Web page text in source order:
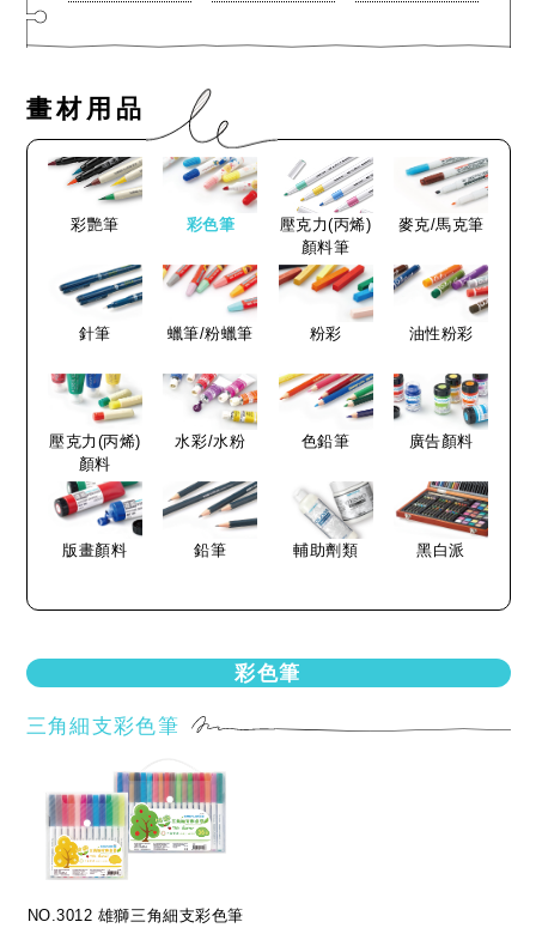
畫材用品
彩艷筆 彩色筆
壓克力(丙烯)
顏料筆
麥克/馬克筆
針筆 蠟筆/粉蠟筆 粉彩 油性粉彩
壓克力(丙烯)
顏料
水彩/水粉 色鉛筆 廣告顏料
版畫顏料 鉛筆 輔助劑類 黑白派
彩色筆
三角細支彩色筆
NO.3012 雄獅三角細支彩色筆